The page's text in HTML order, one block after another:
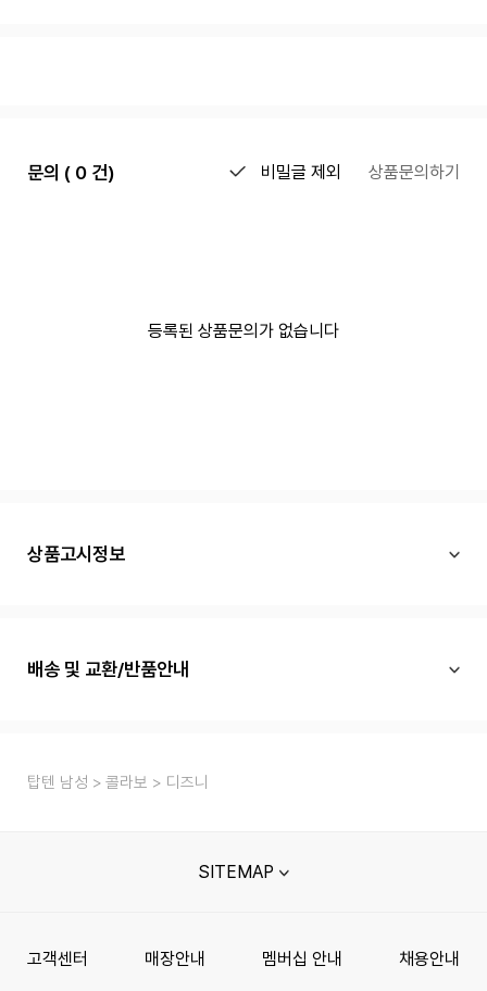
문의 ( 0 건) 비밀글 제외 상품문의하기
등록된 상품문의가 없습니다
상품고시정보
배송 및 교환/반품안내
탑텐 남성 콜라보 디즈니
SITEMAP
고객센터 매장안내 멤버십 안내 채용안내